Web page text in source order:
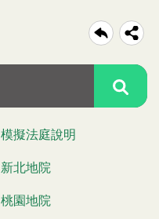
模擬法庭說明
新北地院
桃園地院